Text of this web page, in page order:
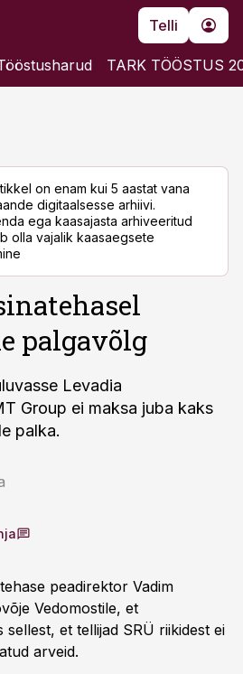
Telli
TARK TÖÖSTUS
on enam kui 5 aastat vana
digitaalsesse arhiivi.
ega kaasajasta arhiveeritud
olla vajalik kaasaegsete
palgavõlg
Levadia
Group ei maksa juba kaks
palka.
peadirektor Vadim
Vedomostile, et
et tellijad SRÜ riikidest ei
arveid.